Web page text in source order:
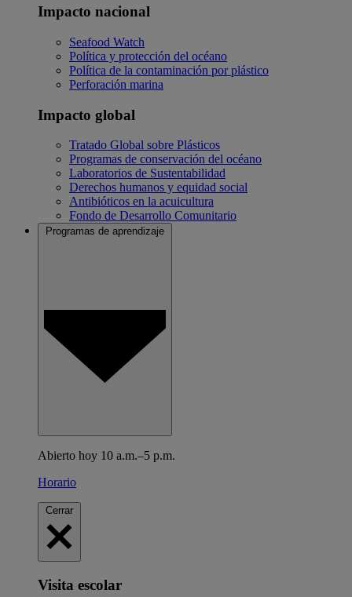
Impacto nacional
Seafood Watch
Política y protección del océano
Política de la contaminación por plástico
Perforación marina
Impacto global
Tratado Global sobre Plásticos
Programas de conservación del océano
Laboratorios de Sustentabilidad
Derechos humanos y equidad social
Antibióticos en la acuicultura
Fondo de Desarrollo Comunitario
Programas de aprendizaje
Abierto hoy 10 a.m.–5 p.m.
Horario
Cerrar
Visita escolar